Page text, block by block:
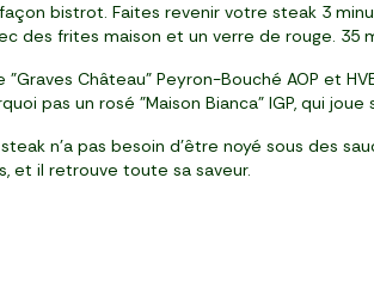
bistrot. Faites revenir votre steak 3
des frites maison et un verre de rouge. 35
Château" Peyron-Bouché AOP et
pas un rosé "Maison Bianca" IGP, qui joue
n’a pas besoin d’être noyé sous des
et il retrouve toute sa saveur.